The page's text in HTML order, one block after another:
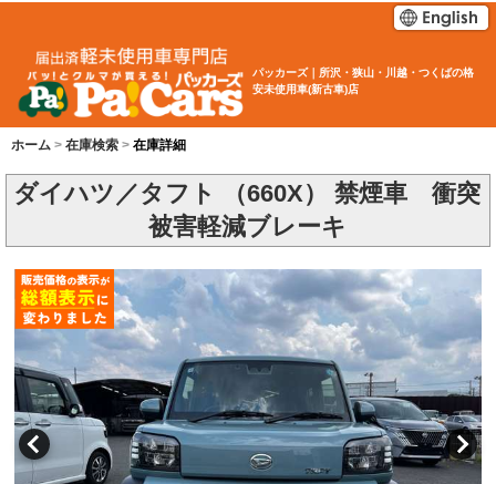
パッカーズ｜所沢・狭山・川越・つくばの格
安未使用車(新古車)店
ホーム 在庫検索 在庫詳細
ダイハツ／タフト （660X） 禁煙車 衝突
被害軽減ブレーキ